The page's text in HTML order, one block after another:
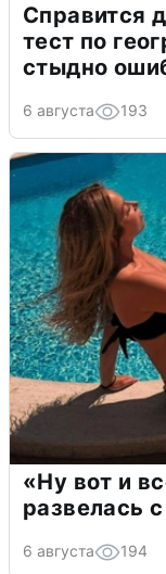
Справится
тест по
стыдно
6 августа 193
«Ну вот и
развелась
6 августа 194